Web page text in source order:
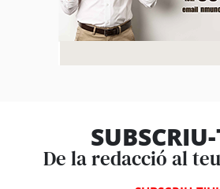
De la redacció al